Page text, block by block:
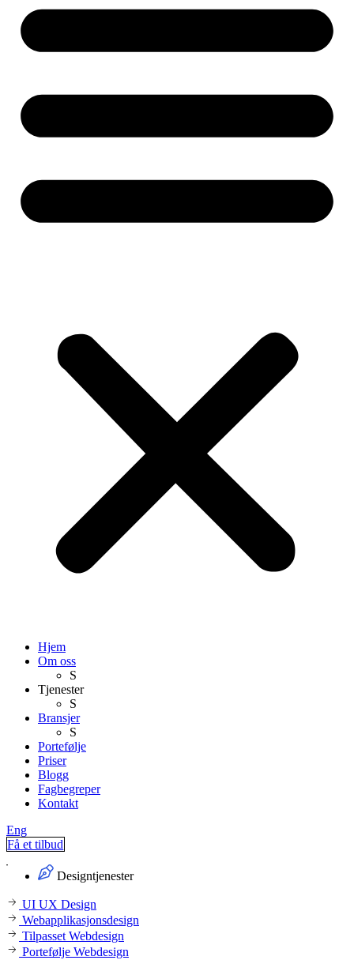
Hjem
Om oss
S
Tjenester
S
Bransjer
S
Portefølje
Priser
Blogg
Fagbegreper
Kontakt
Eng
Få et tilbud
Designtjenester
UI UX Design
Webapplikasjonsdesign
Tilpasset Webdesign
Portefølje Webdesign